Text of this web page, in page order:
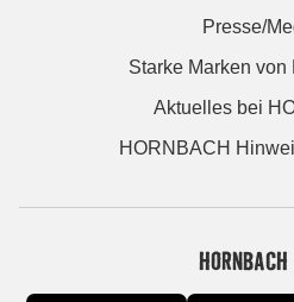
Presse/
Starke Marken von
Aktuelles bei
HORNBACH